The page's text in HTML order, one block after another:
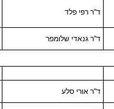
ד"ר רפי פלד
ד"ר גנאדי שלומפר
ד"ר אורי סלע